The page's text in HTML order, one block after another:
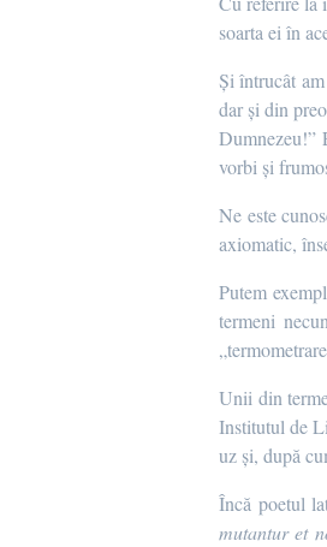
soarta ei în
Și întrucât
dar și din
Dumnezeu!”
vorbi și
Ne este
axiomatic,
Putem
termeni
Unii din
Institutul de
uz și, după
Încă poetul
mutantur et